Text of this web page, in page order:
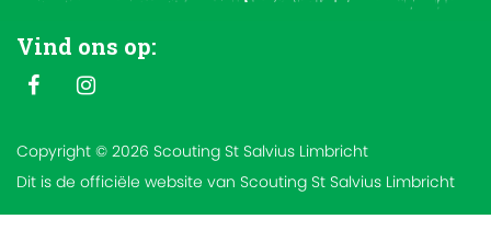
Vind ons op:
Copyright © 2026 Scouting St Salvius Limbricht
Dit is de officiële website van Scouting St Salvius Limbricht